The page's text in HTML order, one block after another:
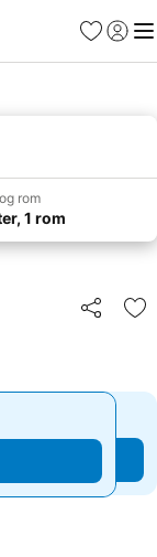
Favoritter
Logg
rom
1 rom
Del